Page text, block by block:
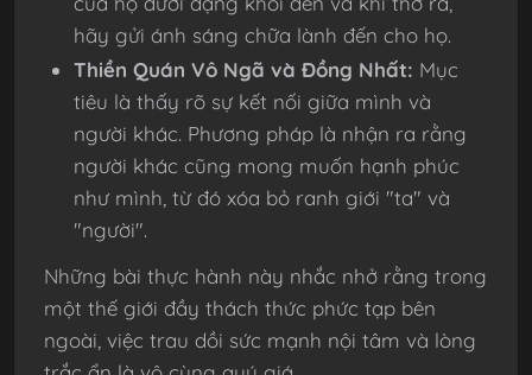
hãy gửi ánh sáng chữa lành đến cho họ.
Thiền Quán Vô Ngã và Đồng Nhất: Mục
tiêu là thấy rõ sự kết nối giữa mình và
người khác. Phương pháp là nhận ra rằng
người khác cũng mong muốn hạnh phúc
như mình, từ đó xóa bỏ ranh giới "ta" và
"người".
Những bài thực hành này nhắc nhở rằng trong
một thế giới đầy thách thức phức tạp bên
ngoài, việc trau dồi sức mạnh nội tâm và lòng